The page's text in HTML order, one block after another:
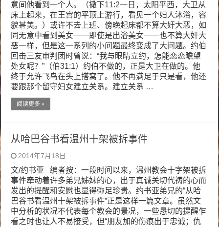
意间他看到一个人。（撒下11:2一日，太阳平西，大卫从
床上起来，在王宫的平顶上游行，看见一个妇人沐浴，容
貌甚美。）或许不去上班、傍晚起床都不算大奸大恶，如
同无意中看到美女——即使是出浴美女——也不算大奸大
恶一样，但是这一系列的小问题最终变成了大问题。约伯
回击三友审判团时曾说：“我与眼睛立约，怎能恋恋瞻望
处女呢？”（伯31:1）约伯不做的，正是大卫在做的。他
终于允许飞鸟在头上搭窝了。他不再满足于只是看，他还
要跟那个留守妇女建立关系。建立关系 …
阅读更多 »
从哈巴谷书看温州十架被拆事件
2014年7月18日
文/约书亚 编者按：一段时间以来，温州教会十字架被拆
事件牵动着许多弟兄姊妹的心，出于真诚关切代祷的心而
发出的提醒和安慰也显得弥足珍贵。约书亚弟兄的“从哈
巴谷书看温州十架被拆事件”正是这样一篇文章。虽然文
中分析的状况不代表每个教会的景况，一些恳切的提醒乍
看之时也让人不易接受，但“朋友加的伤痕出于忠诚；仇